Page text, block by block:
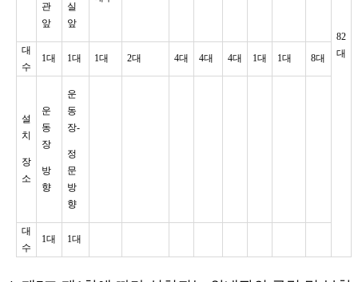
82
대
관
앞
실
앞
대
수
1대 1대 1대 2대 4대 4대 4대 1대 1대 8대
설
치
장
소
운
동
장
방
향
운
동
장-
정
문
방
향
대
수
1대 1대